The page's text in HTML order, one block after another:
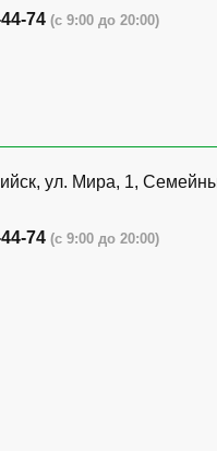
74 (с 9:00 до 20:00)
ул. Мира, 1,
74 (с 9:00 до 20:00)